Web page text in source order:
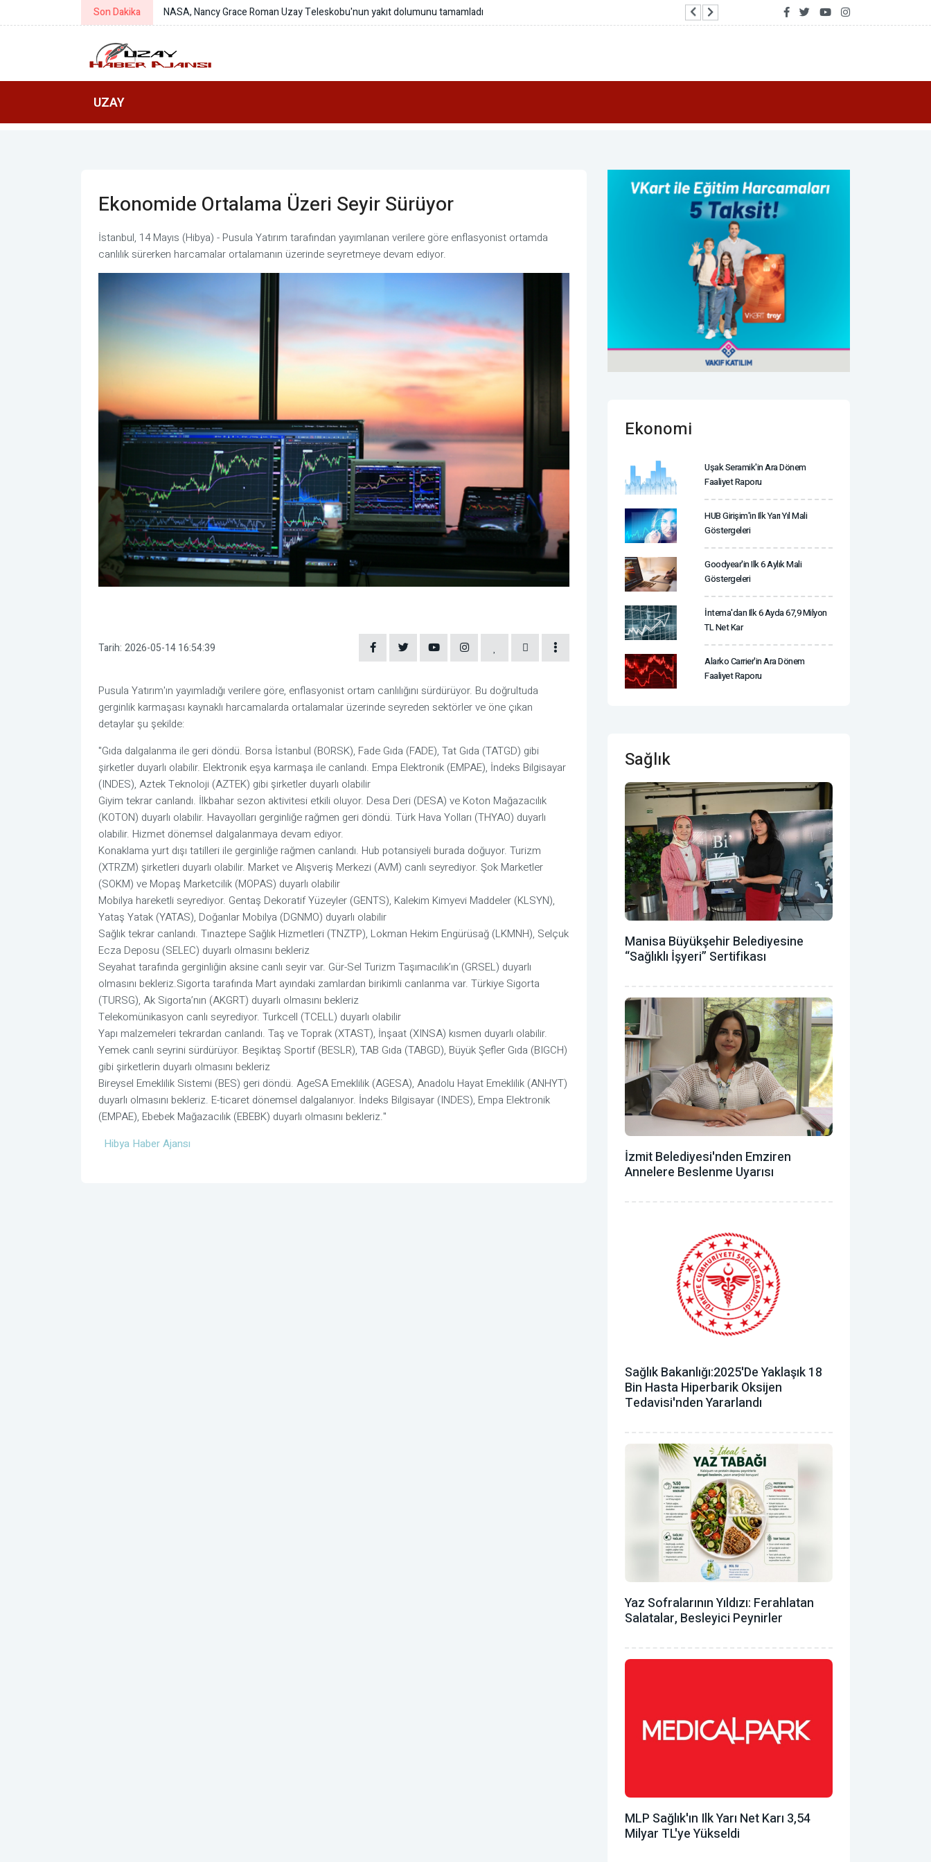
Son Dakika NASA: Williams'ın uzay görevi kanser tedavisi araştırmalarına katkı sağladı Faturasız müşterilere kazandıran yeni dünya:
UZAY
Ekonomide Ortalama Üzeri Seyir Sürüyor
İstanbul, 14 Mayıs (Hibya) - Pusula Yatırım tarafından yayımlanan verilere göre enflasyonist ortamda
canlılık sürerken harcamalar ortalamanın üzerinde seyretmeye devam ediyor.
Tarih: 2026-05-14 16:54:39
Pusula Yatırım'ın yayımladığı verilere göre, enflasyonist ortam canlılığını sürdürüyor. Bu doğrultuda
gerginlik karmaşası kaynaklı harcamalarda ortalamalar üzerinde seyreden sektörler ve öne çıkan
detaylar şu şekilde:
"Gıda dalgalanma ile geri döndü. Borsa İstanbul (BORSK), Fade Gıda (FADE), Tat Gıda (TATGD) gibi
şirketler duyarlı olabilir. Elektronik eşya karmaşa ile canlandı. Empa Elektronik (EMPAE), İndeks Bilgisayar
(INDES), Aztek Teknoloji (AZTEK) gibi şirketler duyarlı olabilir
Giyim tekrar canlandı. İlkbahar sezon aktivitesi etkili oluyor. Desa Deri (DESA) ve Koton Mağazacılık
(KOTON) duyarlı olabilir. Havayolları gerginliğe rağmen geri döndü. Türk Hava Yolları (THYAO) duyarlı
olabilir. Hizmet dönemsel dalgalanmaya devam ediyor.
Konaklama yurt dışı tatilleri ile gerginliğe rağmen canlandı. Hub potansiyeli burada doğuyor. Turizm
(XTRZM) şirketleri duyarlı olabilir. Market ve Alışveriş Merkezi (AVM) canlı seyrediyor. Şok Marketler
(SOKM) ve Mopaş Marketcilik (MOPAS) duyarlı olabilir
Mobilya hareketli seyrediyor. Gentaş Dekoratif Yüzeyler (GENTS), Kalekim Kimyevi Maddeler (KLSYN),
Yataş Yatak (YATAS), Doğanlar Mobilya (DGNMO) duyarlı olabilir
Sağlık tekrar canlandı. Tınaztepe Sağlık Hizmetleri (TNZTP), Lokman Hekim Engürüsağ (LKMNH), Selçuk
Ecza Deposu (SELEC) duyarlı olmasını bekleriz
Seyahat tarafında gerginliğin aksine canlı seyir var. Gür-Sel Turizm Taşımacılık’ın (GRSEL) duyarlı
olmasını bekleriz.Sigorta tarafında Mart ayındaki zamlardan birikimli canlanma var. Türkiye Sigorta
(TURSG), Ak Sigorta’nın (AKGRT) duyarlı olmasını bekleriz
Telekomünikasyon canlı seyrediyor. Turkcell (TCELL) duyarlı olabilir
Yapı malzemeleri tekrardan canlandı. Taş ve Toprak (XTAST), İnşaat (XINSA) kısmen duyarlı olabilir.
Yemek canlı seyrini sürdürüyor. Beşiktaş Sportif (BESLR), TAB Gıda (TABGD), Büyük Şefler Gıda (BIGCH)
gibi şirketlerin duyarlı olmasını bekleriz
Bireysel Emeklilik Sistemi (BES) geri döndü. AgeSA Emeklilik (AGESA), Anadolu Hayat Emeklilik (ANHYT)
duyarlı olmasını bekleriz. E-ticaret dönemsel dalgalanıyor. İndeks Bilgisayar (INDES), Empa Elektronik
(EMPAE), Ebebek Mağazacılık (EBEBK) duyarlı olmasını bekleriz."
Hibya Haber Ajansı
Ekonomi
Uşak Seramik'in Ara Dönem
Faaliyet Raporu
HUB Girişim'in Ilk Yarı Yıl Mali
Göstergeleri
Goodyear'in Ilk 6 Aylık Mali
Göstergeleri
İntema'dan Ilk 6 Ayda 67,9 Milyon
TL Net Kar
Alarko Carrier'in Ara Dönem
Faaliyet Raporu
Sağlık
Manisa Büyükşehir Belediyesine
“Sağlıklı İşyeri” Sertifikası
İzmit Belediyesi'nden Emziren
Annelere Beslenme Uyarısı
Sağlık Bakanlığı:2025'de Yaklaşık 18
Bin Hasta Hiperbarik Oksijen
Tedavisi'nden Yararlandı
Yaz Sofralarının Yıldızı: Ferahlatan
Salatalar, Besleyici Peynirler
MLP Sağlık'ın Ilk Yarı Net Karı 3,54
Milyar TL'ye Yükseldi